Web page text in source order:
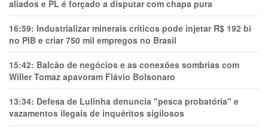
aliados e PL é forçado a disputar com chapa pura
16:59: Industrializar minerais críticos pode injetar R$ 192 bi
no PIB e criar 750 mil empregos no Brasil
15:42: Balcão de negócios e as conexões sombrias com
Willer Tomaz apavoram Flávio Bolsonaro
13:34: Defesa de Lulinha denuncia "pesca probatória" e
vazamentos ilegais de inquéritos sigilosos